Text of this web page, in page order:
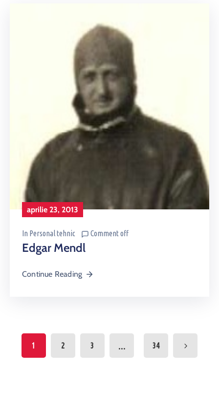
aprilie 23, 2013
In Personal tehnic Comment off
Edgar Mendl
Continue Reading
1 2 3 ... 34